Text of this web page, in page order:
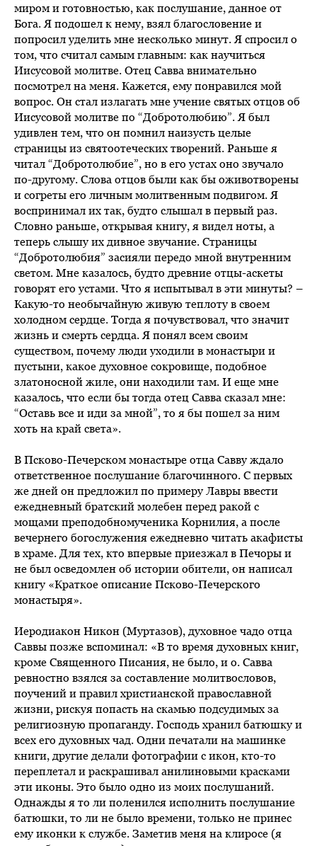
миром и готовностью, как послушание, данное от
Бога. Я подошел к нему, взял благословение и
попросил уделить мне несколько минут. Я спросил о
том, что считал самым главным: как научиться
Иисусовой молитве. Отец Савва внимательно
посмотрел на меня. Кажется, ему понравился мой
вопрос. Он стал излагать мне учение святых отцов об
Иисусовой молитве по “Добротолюбию”. Я был
удивлен тем, что он помнил наизусть целые
страницы из святоотеческих творений. Раньше я
читал “Добротолюбие”, но в его устах оно звучало
по-другому. Слова отцов были как бы оживотворены
и согреты его личным молитвенным подвигом. Я
воспринимал их так, будто слышал в первый раз.
Словно раньше, открывая книгу, я видел ноты, а
теперь слышу их дивное звучание. Страницы
“Добротолюбия” засияли передо мной внутренним
светом. Мне казалось, будто древние отцы-аскеты
говорят его устами. Что я испытывал в эти минуты? –
Какую-то необычайную живую теплоту в своем
холодном сердце. Тогда я почувствовал, что значит
жизнь и смерть сердца. Я понял всем своим
существом, почему люди уходили в монастыри и
пустыни, какое духовное сокровище, подобное
златоносной жиле, они находили там. И еще мне
казалось, что если бы тогда отец Савва сказал мне:
“Оставь все и иди за мной”, то я бы пошел за ним
хоть на край света».
В Псково-Печерском монастыре отца Савву ждало
ответственное послушание благочинного. С первых
же дней он предложил по примеру Лавры ввести
ежедневный братский молебен перед ракой с
мощами преподобномученика Корнилия, а после
вечернего богослужения ежедневно читать акафисты
в храме. Для тех, кто впервые приезжал в Печоры и
не был осведомлен об истории обители, он написал
книгу «Краткое описание Псково-Печерского
монастыря».
Иеродиакон Никон (Муртазов), духовное чадо отца
Саввы позже вспоминал: «В то время духовных книг,
кроме Священного Писания, не было, и о. Савва
ревностно взялся за составление молитвословов,
поучений и правил христианской православной
жизни, рискуя попасть на скамью подсудимых за
религиозную пропаганду. Господь хранил батюшку и
всех его духовных чад. Одни печатали на машинке
книги, другие делали фотографии с икон, кто-то
переплетал и раскрашивал анилиновыми красками
эти иконы. Это было одно из моих послушаний.
Однажды я то ли поленился исполнить послушание
батюшки, то ли не было времени, только не принес
ему иконки к службе. Заметив меня на клиросе (я